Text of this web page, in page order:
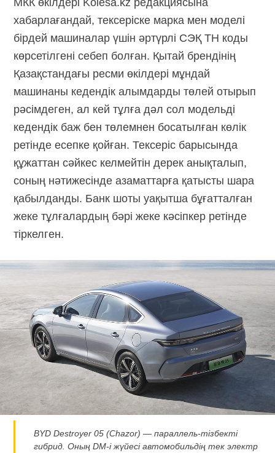
хабарлағандай, тексеріске марка мен моделі
бірдей машиналар үшін әртүрлі СЭҚ ТН коды
көрсетілгені себеп болған. Қытай брендінің
Қазақстандағы ресми өкілдері мұндай
машинаны кедендік алымдарды төлей отырып
рәсімдеген, ал кей тұлға дәл сол модельді
кедендік баж бен төлемнен босатылған көлік
ретінде есепке қойған. Тексеріс барысында
құжаттан сәйкес келмейтін дерек анықталып,
соның нәтижесінде азаматтарға қатысты шара
қабылданды. Банк шоты уақытша бұғатталған
жеке тұлғалардың бәрі жеке кәсіпкер ретінде
тіркелген.
BYD Destroyer 05 (Chazor) —параллель-тізбекті
гибрид. ОныңDM-iжүйесі автомобильдің тек электр